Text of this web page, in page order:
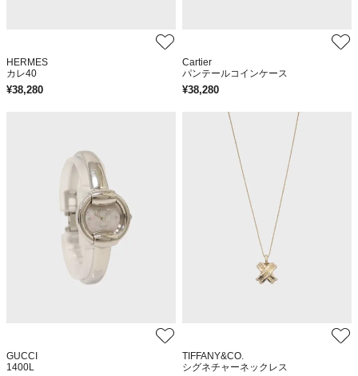
HERMES
カレ40
¥38,280
Cartier
パンテールコインケース
¥38,280
GUCCI
1400L
TIFFANY&CO.
シグネチャーネックレス